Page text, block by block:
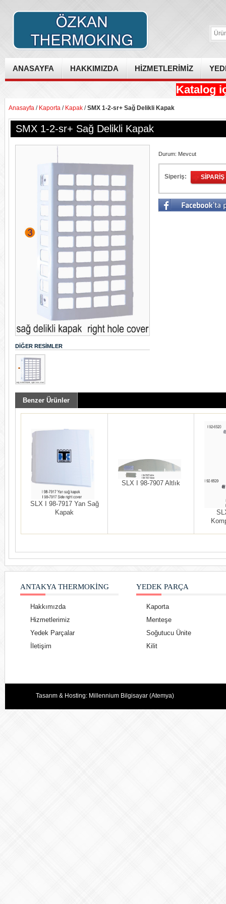
ANASAYFA HAKKIMIZDA HİZMETLERİMİZ
Katalog
Anasayfa / Kaporta / Kapak /SMX 1-2-sr+ Sağ Delikli Kapak
SMX 1-2-sr+ Sağ Delikli Kapak
Durum: Mevcut
Siperiş:
DIĞER RESIMLER
Benzer Ürünler
SLX I 98-7917 Yan Sağ
Kapak
SLX I 98-7907 Altlık
ANTAKYA THERMOKING
Hakkımızda
Hizmetlerimiz
Yedek Parçalar
İletişim
YEDEK PARÇA
Kaporta
Menteşe
Soğutucu Ünite
Kilit
Tasarım & Hosting: Millennium Bilgisayar (Atemya)